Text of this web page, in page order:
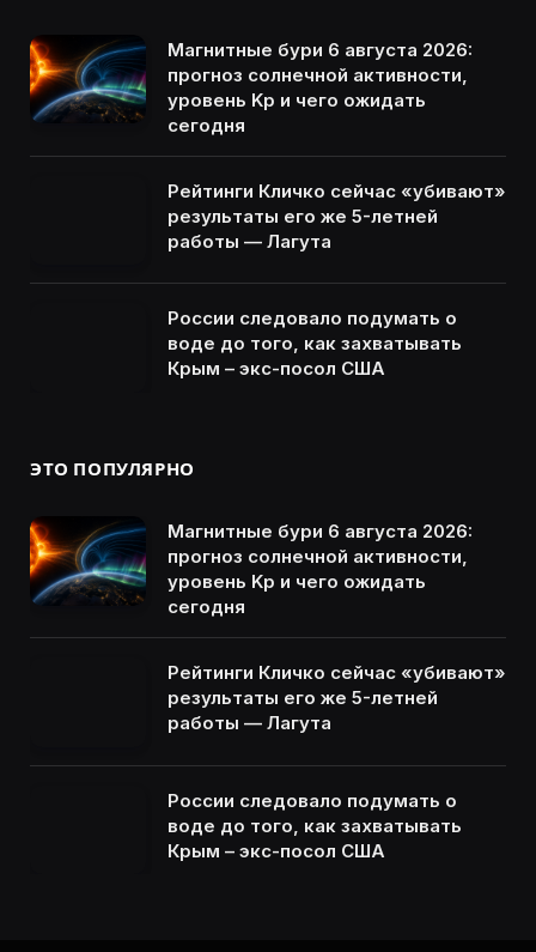
Магнитные бури 6 августа 2026:
прогноз солнечной активности,
уровень Kp и чего ожидать
сегодня
Рейтинги Кличко сейчас «убивают»
результаты его же 5-летней
работы — Лагута
России следовало подумать о
воде до того, как захватывать
Крым – экс-посол США
ЭТО ПОПУЛЯРНО
Магнитные бури 6 августа 2026:
прогноз солнечной активности,
уровень Kp и чего ожидать
сегодня
Рейтинги Кличко сейчас «убивают»
результаты его же 5-летней
работы — Лагута
России следовало подумать о
воде до того, как захватывать
Крым – экс-посол США